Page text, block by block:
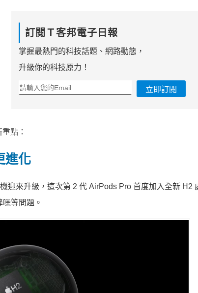
訂閱Ｔ客邦電子日報
掌握最熱門的科技話題、網路動態，
升級你的科技原力！
立即訂閱
點：
進化
迎來升級，這次第 2 代 AirPods Pro 首度加入全新 H2
等問題。